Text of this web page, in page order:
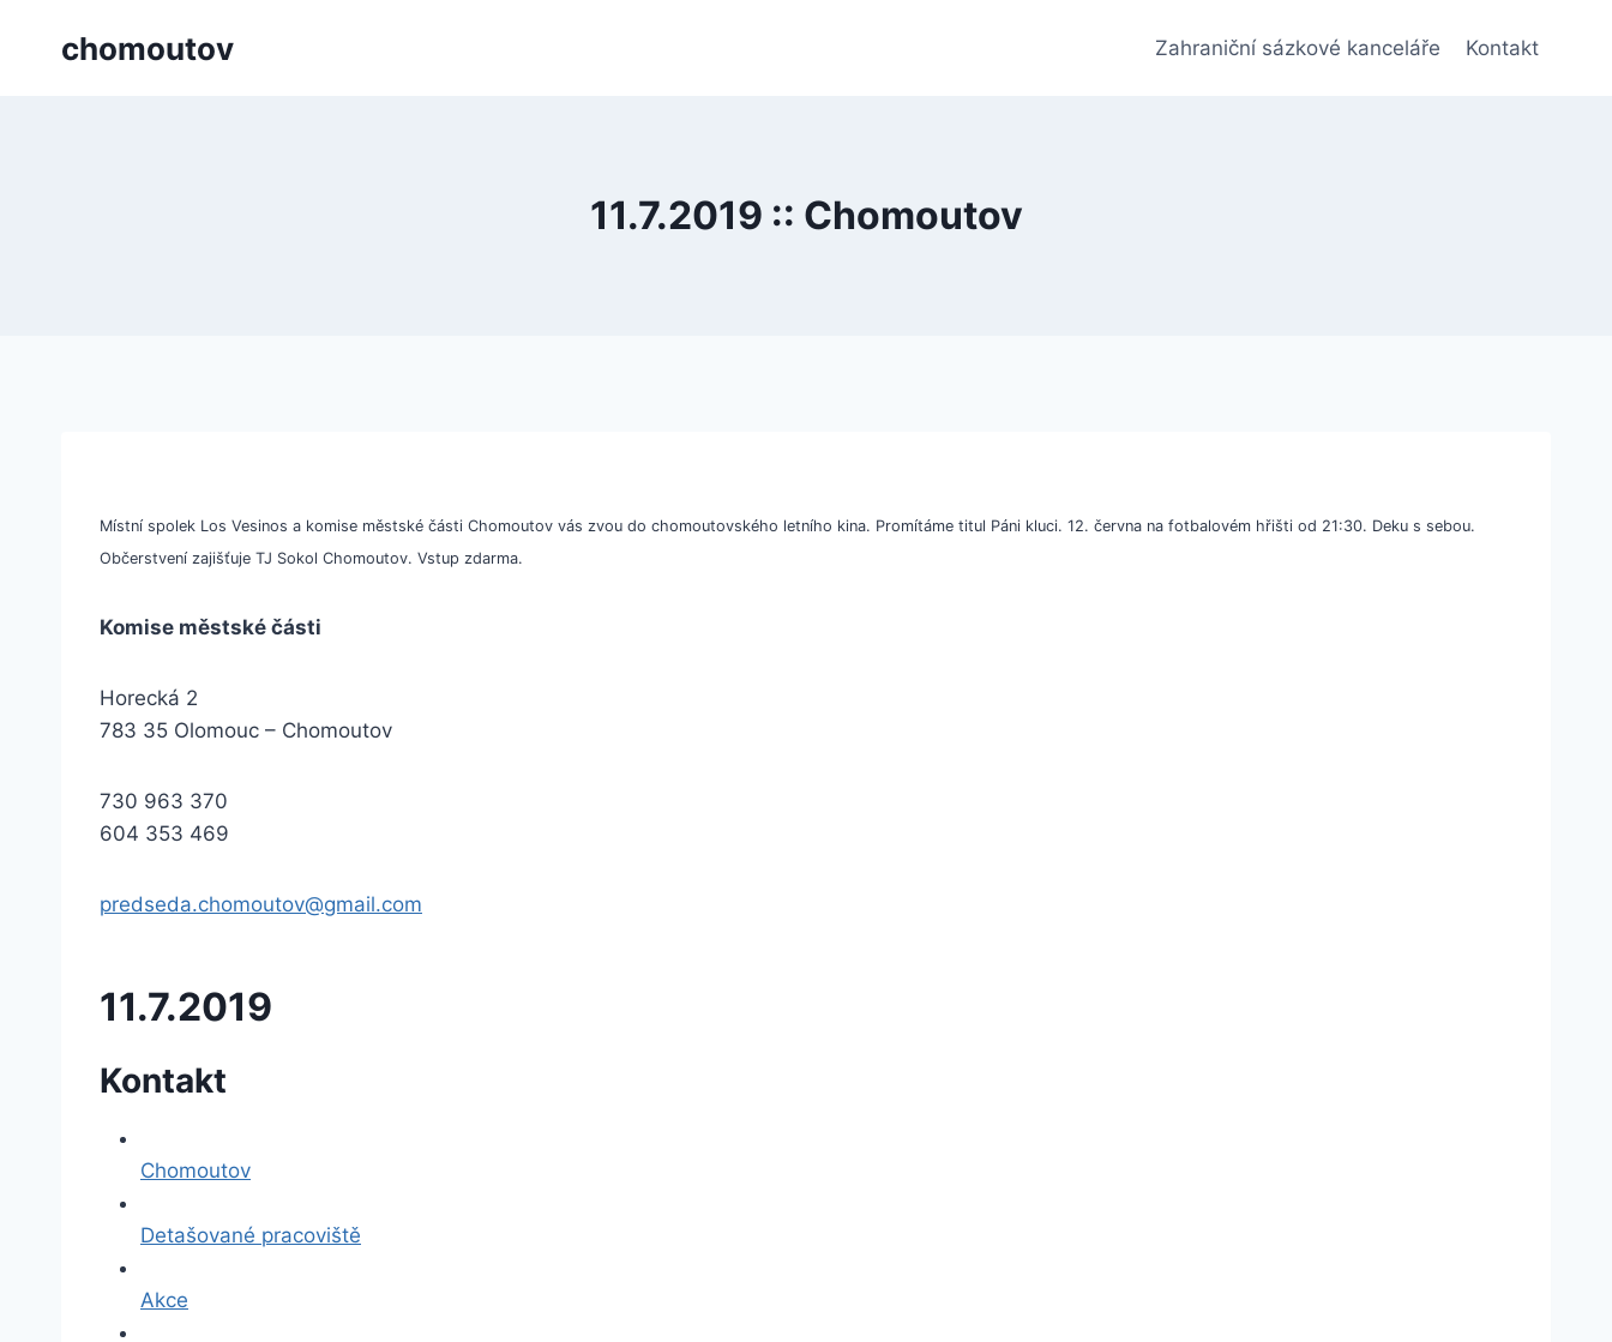
chomoutov Zahraniční sázkové kanceláře Kontakt
11.7.2019 :: Chomoutov
Místní spolek Los Vesinos a komise městské části Chomoutov vás zvou do chomoutovského letního kina. Promítáme titul Páni kluci. 12. června na fotbalovém hřišti od 21:30. Deku s sebou.
Občerstvení zajišťuje TJ Sokol Chomoutov. Vstup zdarma.
Komise městské části
Horecká 2
783 35 Olomouc – Chomoutov
730 963 370
604 353 469
predseda.chomoutov@gmail.com
11.7.2019
Kontakt
Chomoutov
Detašované pracoviště
Akce